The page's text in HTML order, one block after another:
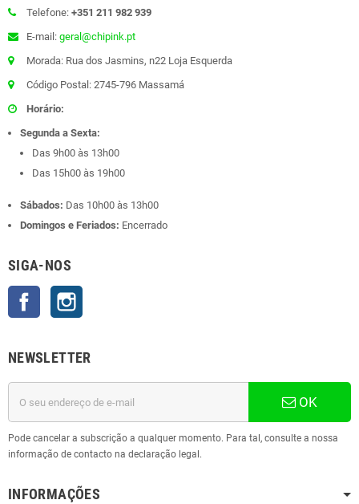
Telefone: +351 211 982 939
E-mail: geral@chipink.pt
Morada: Rua dos Jasmins, n22 Loja Esquerda
Código Postal: 2745-796 Massamá
Horário:
Segunda a Sexta:
Das 9h00 às 13h00
Das 15h00 às 19h00
Sábados: Das 10h00 às 13h00
Domingos e Feriados: Encerrado
SIGA-NOS
Facebook
NEWSLETTER
OK
Pode cancelar a subscrição a qualquer momento. Para tal, consulte a nossa
informação de contacto na declaração legal.
INFORMAÇÕES